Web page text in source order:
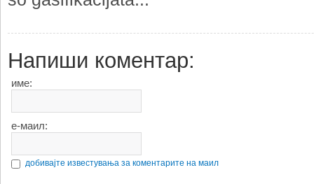
Напиши коментар:
име:
е-маил:
добивајте известувања за коментарите на маил